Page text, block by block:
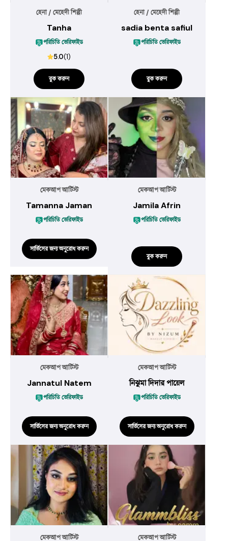
হেনা / মেহেদী শিল্পী
Tanha
পরিচিতি ভেরিফাইড
5.0(1)
বুক করুন
হেনা / মেহেদী শিল্পী
sadia benta safiul
পরিচিতি ভেরিফাইড
বুক করুন
মেকআপ আর্টিস্ট
Tamanna Jaman
পরিচিতি ভেরিফাইড
সার্ভিসের জন্য অনুরোধ করুন
মেকআপ আর্টিস্ট
Jamila Afrin
পরিচিতি ভেরিফাইড
বুক করুন
মেকআপ আর্টিস্ট
Jannatul Natem
পরিচিতি ভেরিফাইড
সার্ভিসের জন্য অনুরোধ করুন
মেকআপ আর্টিস্ট
নিঝুমা দিদার পায়েল
পরিচিতি ভেরিফাইড
সার্ভিসের জন্য অনুরোধ করুন
মেকআপ আর্টিস্ট মেকআপ আর্টিস্ট